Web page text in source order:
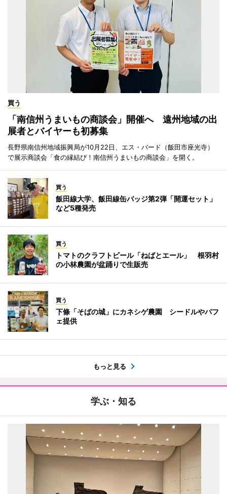
買う
「南信州うまいもの商談会」開催へ 遠州地域の出
展者とバイヤーも初募集
長野県南信州地域振興局が10月22日、エス・バード（飯田市座光寺）
で展示商談会「食の縁結び！南信州うまいもの商談会」を開く。
買う
飯田線大学、飯田線缶バッジ第2弾「開運セット」
など5種発売
買う
トマトのクラフトビール「ねばとエール」 根羽村
の小林農園が盆踊りで生販売
買う
下條「そばの城」にカネシゲ農園 シードルやパフ
ェ提供
もっと見る
学ぶ・知る